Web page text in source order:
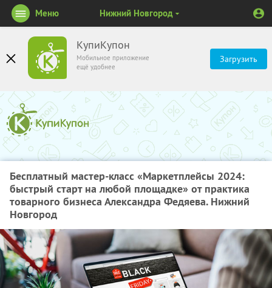
КупиКупон
Мобильное приложение
ещё удобнее
Загрузить
Меню Нижний Новгород
Бесплатный мастер-класс «Маркетплейсы 2024:
быстрый старт на любой площадке» от практика
товарного бизнеса Александра Федяева. Нижний
Новгород